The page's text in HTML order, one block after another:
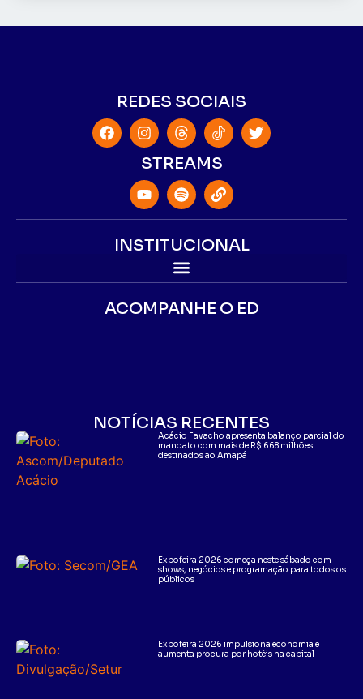
REDES SOCIAIS
STREAMS
INSTITUCIONAL
ACOMPANHE O ED
NOTÍCIAS RECENTES
Acácio Favacho apresenta balanço parcial do
mandato com mais de R$ 668 milhões
destinados ao Amapá
Expofeira 2026 começa neste sábado com
shows, negócios e programação para todos os
públicos
Expofeira 2026 impulsiona economia e
aumenta procura por hotéis na capital